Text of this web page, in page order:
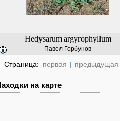
Hedysarum argyrophyllum
Павел Горбунов
Страница: первая | предыдущая
на карте